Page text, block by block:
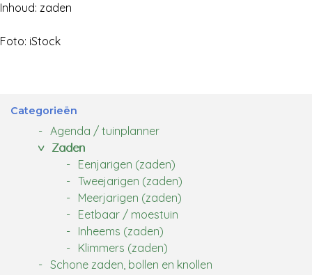
Inhoud: zaden
Foto: iStock
Categorieën
Agenda / tuinplanner
Zaden
Eenjarigen (zaden)
Tweejarigen (zaden)
Meerjarigen (zaden)
Eetbaar / moestuin
Inheems (zaden)
Klimmers (zaden)
Schone zaden, bollen en knollen